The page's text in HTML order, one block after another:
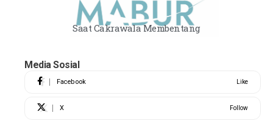
Saat Cakrawala Membentang
Media Sosial
Facebook Like
X Follow